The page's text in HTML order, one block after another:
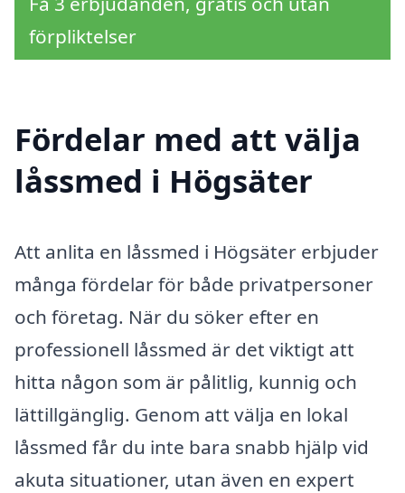
förpliktelser
Fördelar med att välja
låssmed i Högsäter
Att anlita en låssmed i Högsäter erbjuder
många fördelar för både privatpersoner
och företag. När du söker efter en
professionell låssmed är det viktigt att
hitta någon som är pålitlig, kunnig och
lättillgänglig. Genom att välja en lokal
låssmed får du inte bara snabb hjälp vid
akuta situationer, utan även en expert